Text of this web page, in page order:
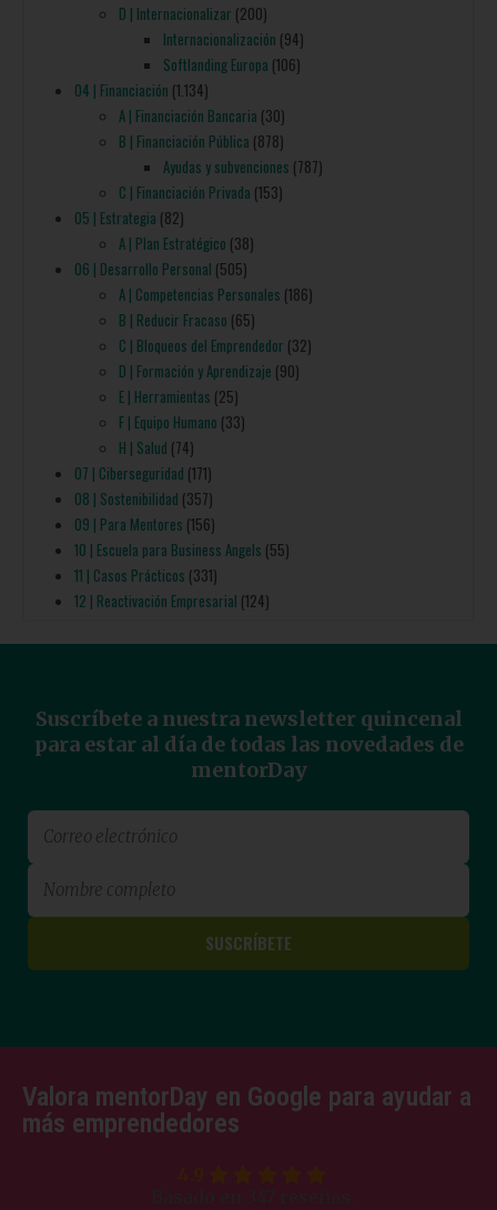
D | Internacionalizar (200)
Internacionalización (94)
Softlanding Europa (106)
04 | Financiación (1.134)
A | Financiación Bancaria (30)
B | Financiación Pública (878)
Ayudas y subvenciones (787)
C | Financiación Privada (153)
05 | Estrategia (82)
A | Plan Estratégico (38)
06 | Desarrollo Personal (505)
A | Competencias Personales (186)
B | Reducir Fracaso (65)
C | Bloqueos del Emprendedor (32)
D | Formación y Aprendizaje (90)
E | Herramientas (25)
F | Equipo Humano (33)
H | Salud (74)
07 | Ciberseguridad (171)
08 | Sostenibilidad (357)
09 | Para Mentores (156)
10 | Escuela para Business Angels (55)
11 | Casos Prácticos (331)
12 | Reactivación Empresarial (124)
Suscríbete a nuestra newsletter quincenal
para estar al día de todas las novedades de
mentorDay
Valora mentorDay en Google para ayudar a
más emprendedores